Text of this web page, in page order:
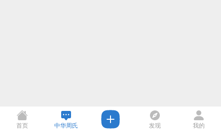
首页 中华周氏 发现 我的